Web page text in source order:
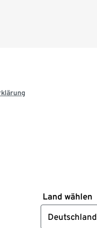
Land wählen
Deutschland